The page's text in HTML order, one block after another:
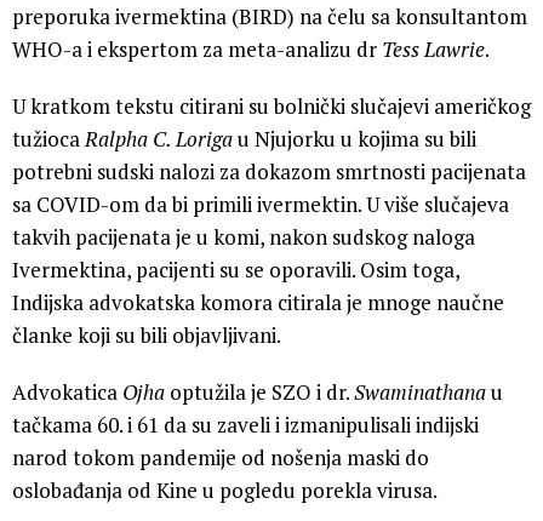
preporuka ivermektina (BIRD) na čelu sa konsultantom
WHO-a i ekspertom za meta-analizu dr Tess Lawrie.
U kratkom tekstu citirani su bolnički slučajevi američkog
tužiocaRalpha C. Lorigau Njujorku u kojima su bili
potrebni sudski nalozi za dokazom smrtnosti pacijenata
sa COVID-om da bi primili ivermektin. U više slučajeva
takvih pacijenata je u komi, nakon sudskog naloga
Ivermektina, pacijenti su se oporavili. Osim toga,
Indijska advokatska komora citirala je mnoge naučne
članke koji su bili objavljivani.
Advokatica Ojha optužila je SZO i dr.Swaminathanau
tačkama 60. i 61 da su zaveli i izmanipulisali indijski
narod tokom pandemije od nošenja maski do
oslobađanja od Kine u pogledu porekla virusa.